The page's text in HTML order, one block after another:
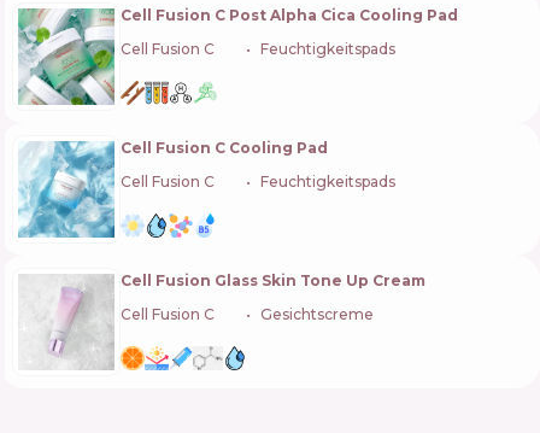
Cell Fusion C Post Alpha Cica Cooling Pad
Cell Fusion C
Feuchtigkeitspads
Cell Fusion C Cooling Pad
Cell Fusion C
Feuchtigkeitspads
Cell Fusion Glass Skin Tone Up Cream
Cell Fusion C
Gesichtscreme